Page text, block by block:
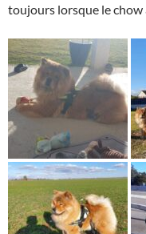
toujours lorsque le